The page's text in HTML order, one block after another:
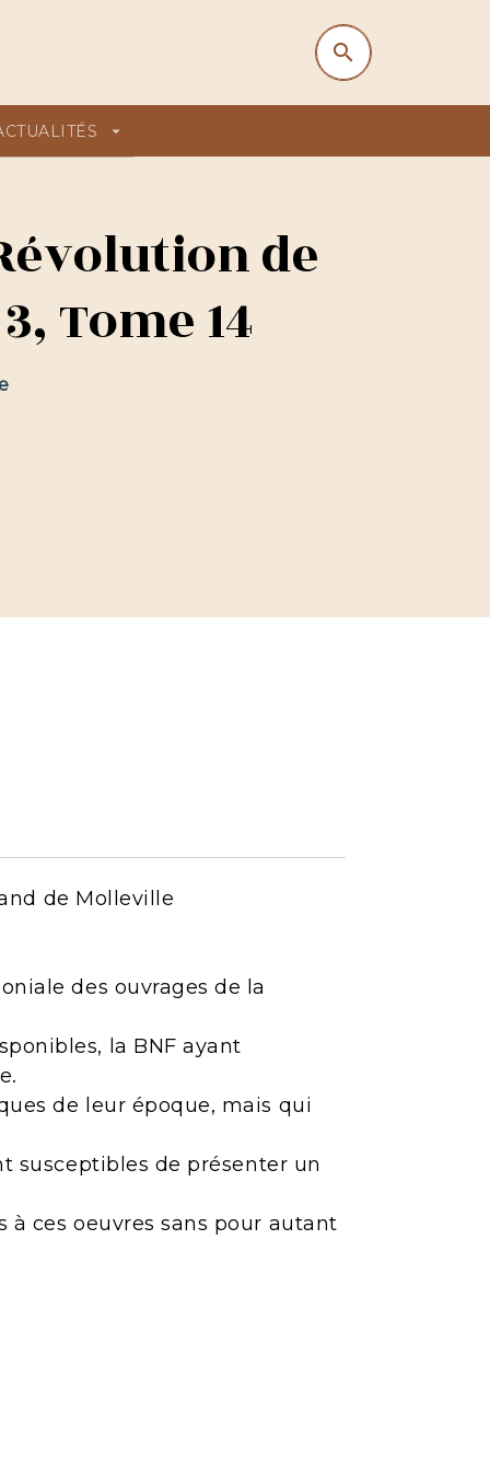
search
arrow_drop_down
search
de
Tome 14
de Molleville
des ouvrages de la
la BNF ayant
de leur époque, mais qui
susceptibles de présenter un
ces oeuvres sans pour autant